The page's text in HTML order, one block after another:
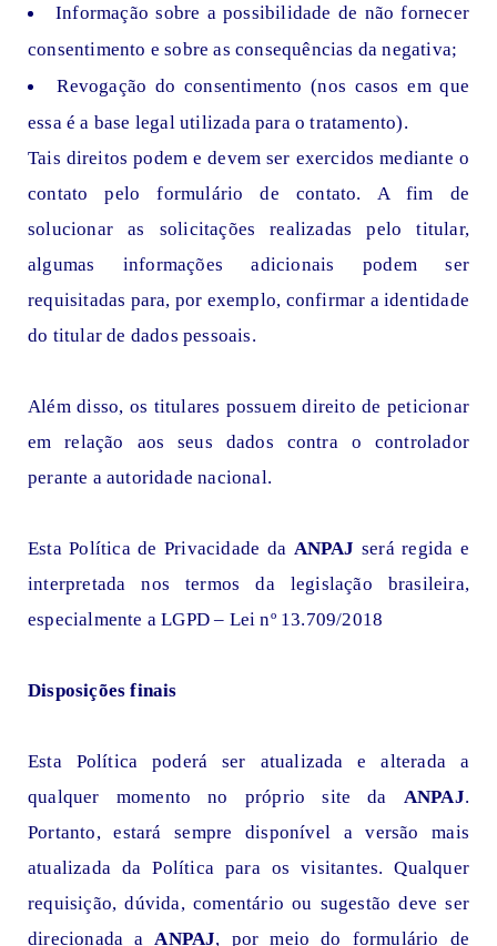
Informação sobre a possibilidade de não fornecer
consentimento e sobre as consequências da negativa;
Revogação do consentimento (nos casos em que
essa é a base legal utilizada para o tratamento).
Tais direitos podem e devem ser exercidos mediante o
contato pelo formulário de contato. A fim de
solucionar as solicitações realizadas pelo titular,
algumas informações adicionais podem ser
requisitadas para, por exemplo, confirmar a identidade
do titular de dados pessoais.
Além disso, os titulares possuem direito de peticionar
em relação aos seus dados contra o controlador
perante a autoridade nacional.
Esta Política de Privacidade da ANPAJ será regida e
interpretada nos termos da legislação brasileira,
especialmente a LGPD – Lei nº 13.709/2018
Disposições finais
Esta Política poderá ser atualizada e alterada a
qualquer momento no próprio site da ANPAJ.
Portanto, estará sempre disponível a versão mais
atualizada da Política para os visitantes. Qualquer
requisição, dúvida, comentário ou sugestão deve ser
direcionada aANPAJ, por meio do formulário de